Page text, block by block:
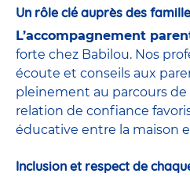
Un rôle clé auprès des
L’accompagnement
forte chez Babilou. Nos
écoute et conseils aux
pleinement au parcours
relation de confiance
éducative entre la maison
Inclusion et respect de